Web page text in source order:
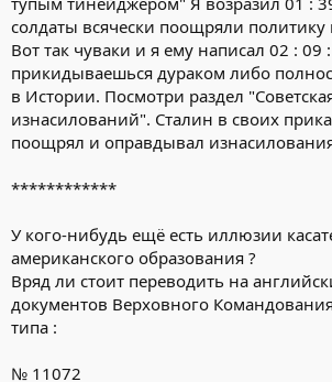
солдаты всячески поощряли
Вот так чуваки и я ему написал 02 : 09
прикидываешься дураком либо
в Истории. Посмотри раздел
изнасилований". Сталин в своих
поощрял и оправдывал
************
У кого-нибудь ещё есть иллюзии
американского образования ?
Вряд ли стоит переводить на
документов Верховного
типа :
№ 11072